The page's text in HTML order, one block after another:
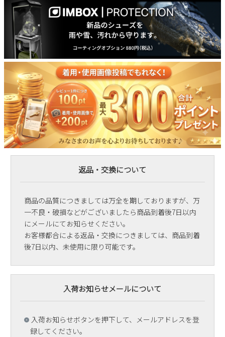
返品・交換について
商品の品質につきましては万全を期しておりますが、万
一不良・破損などがございましたら商品到着後7日以内
にメールにてお知らせください。
お客様都合による返品・交換につきましては、商品到着
後7日以内、未使用に限り可能です。
入荷お知らせメールについて
入荷お知らせボタンを押下して、メールアドレスを登
録してください。